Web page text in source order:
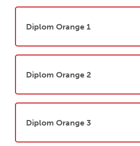
Diplom Orange 1
Diplom Orange 2
Diplom Orange 3